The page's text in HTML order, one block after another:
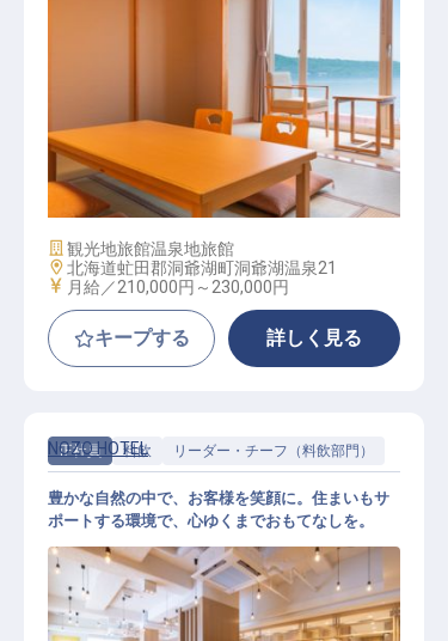
フロントスタッフ【洞爺湖万世閣ホ
テルレイクサイドテラス】
施設業態
観光地旅館温泉地旅館
勤務地
北海道虻田郡洞爺湖町洞爺湖温泉21
給与
月給／210,000円～ 230,000円
キープする 詳しく見る
正社員 料飲 リーダー・チーフ（料飲部門）
NOZO HOTEL
豊かな自然の中で、お客様を笑顔に。住まいもサ
ポートする環境で、心ゆくまでおもてなしを。